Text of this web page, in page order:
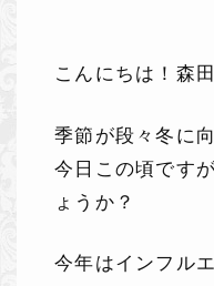
こんにちは！森
季節が段々冬に
今日この頃です
ょうか？
今年はインフル